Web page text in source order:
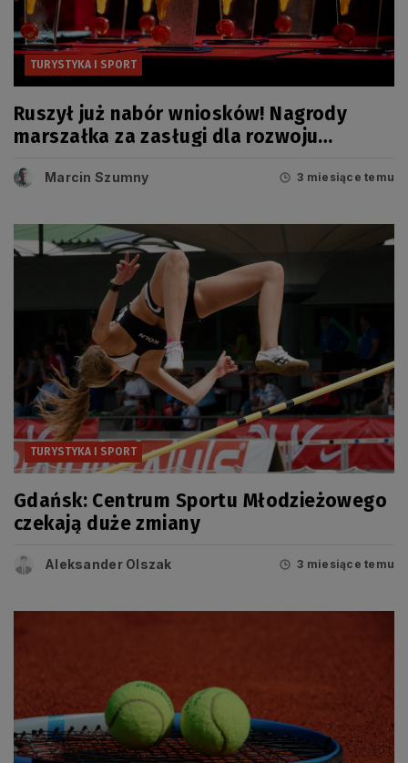
TURYSTYKA I SPORT
Ruszył już nabór wniosków! Nagrody
marszałka za zasługi dla rozwoju
Marcin Szumny 3 miesiące temu
TURYSTYKA I SPORT
Gdańsk: Centrum Sportu Młodzieżowego
czekają duże zmiany
Aleksander Olszak 3 miesiące temu